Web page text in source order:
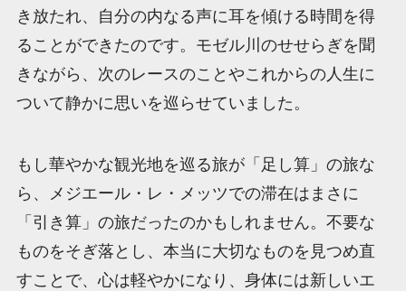
き放たれ、自分の内なる声に耳を傾ける時間を得
ることができたのです。モゼル川のせせらぎを聞
きながら、次のレースのことやこれからの人生に
ついて静かに思いを巡らせていました。
もし華やかな観光地を巡る旅が「足し算」の旅な
ら、メジエール・レ・メッツでの滞在はまさに
「引き算」の旅だったのかもしれません。不要な
ものをそぎ落とし、本当に大切なものを見つめ直
すことで、心は軽やかになり、身体には新しいエ